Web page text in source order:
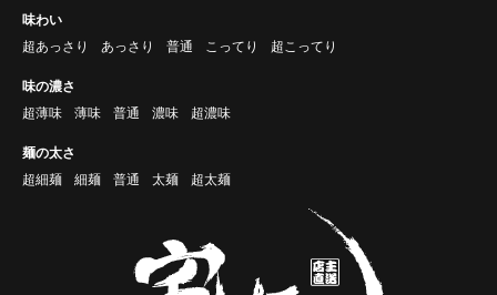
味わい
超あっさり
あっさり 普通 こってり 超こってり
味の濃さ
超薄味
薄味 普通 濃味 超濃味
麺の太さ
超細麺
細麺 普通 太麺 超太麺